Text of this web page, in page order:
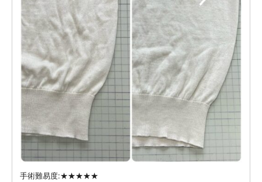
手術難易度:★★★★★